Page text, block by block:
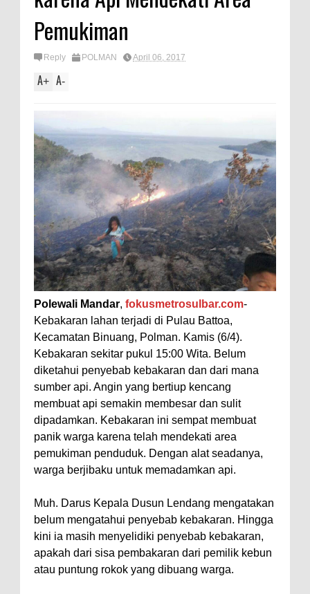
Pemukiman
Reply POLMAN April 06, 2017
A+ A-
Polewali Mandar, fokusmetrosulbar.com-
Kebakaran lahan terjadi di Pulau Battoa,
Kecamatan Binuang, Polman. Kamis (6/4).
Kebakaran sekitar pukul 15:00 Wita. Belum
diketahui penyebab kebakaran dan dari mana
sumber api. Angin yang bertiup kencang
membuat api semakin membesar dan sulit
dipadamkan. Kebakaran ini sempat membuat
panik warga karena telah mendekati area
pemukiman penduduk. Dengan alat seadanya,
warga berjibaku untuk memadamkan api.
Muh. Darus Kepala Dusun Lendang mengatakan
belum mengatahui penyebab kebakaran. Hingga
kini ia masih menyelidiki penyebab kebakaran,
apakah dari sisa pembakaran dari pemilik kebun
atau puntung rokok yang dibuang warga.